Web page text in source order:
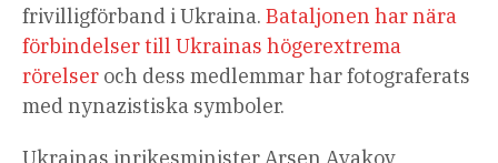
frivilligförband i Ukraina. Bataljonen har nära
förbindelser till Ukrainas högerextrema
rörelser och dess medlemmar har fotograferats
med nynazistiska symboler.
Ukrainas inrikesminister Arsen Avakov